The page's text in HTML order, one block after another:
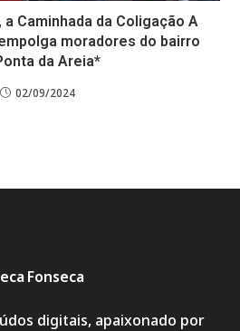
a Caminhada da Coligação A
moradores do bairro
da Areia*
02/09/2024
Fonseca
digitais, apaixonado por